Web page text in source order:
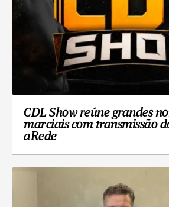
CDL Show reúne grandes
marciais com transmissão
aRede